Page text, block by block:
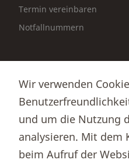
Termin vereinbaren
Notfallnummern
Thurgauer Kantonalbank
Wir verwenden
und um die Nutzung
analysieren. Mit dem
beim Aufruf der